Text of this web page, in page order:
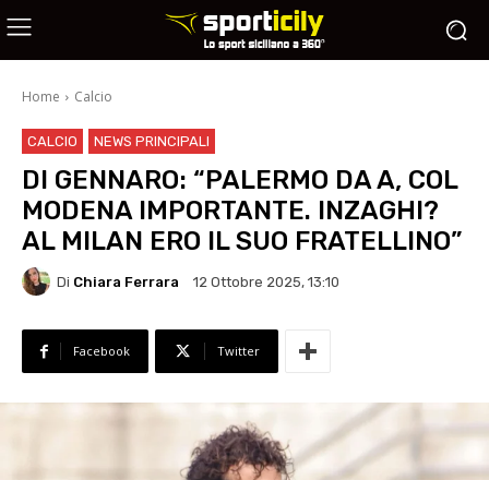
Home Calcio
CALCIO NEWS PRINCIPALI
DI GENNARO: “PALERMO DA A, COL
MODENA IMPORTANTE. INZAGHI?
AL MILAN ERO IL SUO FRATELLINO”
Di Chiara Ferrara 12 Ottobre 2025, 13:10
Facebook Twitter